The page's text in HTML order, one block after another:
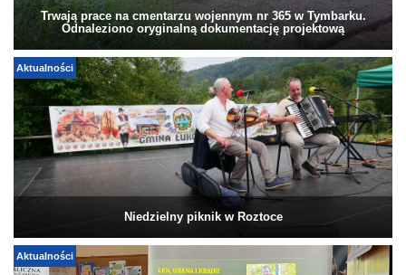
Trwają prace na cmentarzu wojennym nr 365 w Tymbarku.
Odnaleziono oryginalną dokumentację projektową
Aktualności
Niedzielny piknik w Roztoce
Aktualności